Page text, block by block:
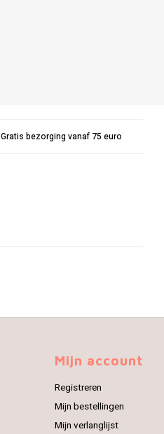
Gratis bezorging vanaf 75 euro
Mijn account
Registreren
Mijn bestellingen
Mijn verlanglijst